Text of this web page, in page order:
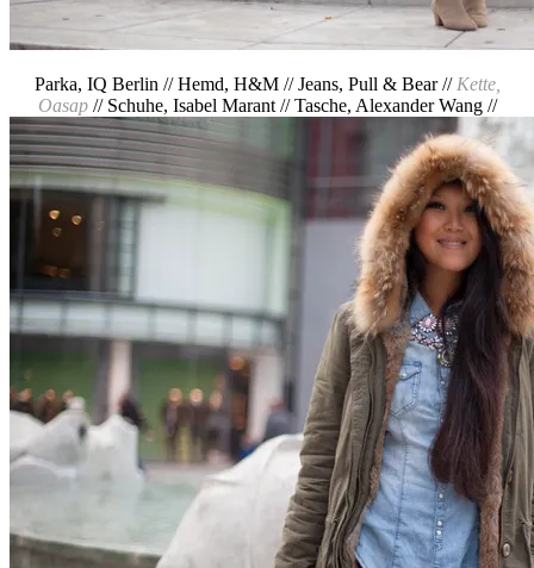
Parka, IQ Berlin // Hemd, H&M // Jeans, Pull & Bear // Kette,
Oasap// Schuhe, Isabel Marant // Tasche, Alexander Wang //